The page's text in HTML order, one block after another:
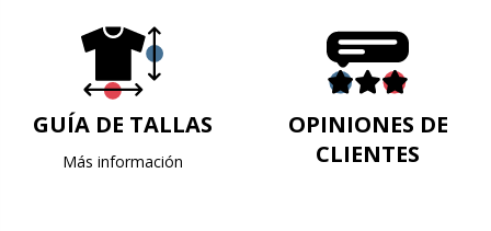
GUÍA DE TALLAS
Más información
OPINIONES DE
CLIENTES